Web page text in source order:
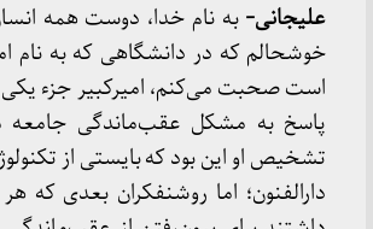
علیجانی- به نام خدا، دوست همه
خوشحالم که در دانشگاهی که به نام
است صحبت می‌کنم، امیرکبیر جزء یکی
پاسخ به مشکل عقب‌ماندگی جامعه
تشخیص او این بود که بایستی از
دارالفنون؛ اما روشنفکران بعدی که